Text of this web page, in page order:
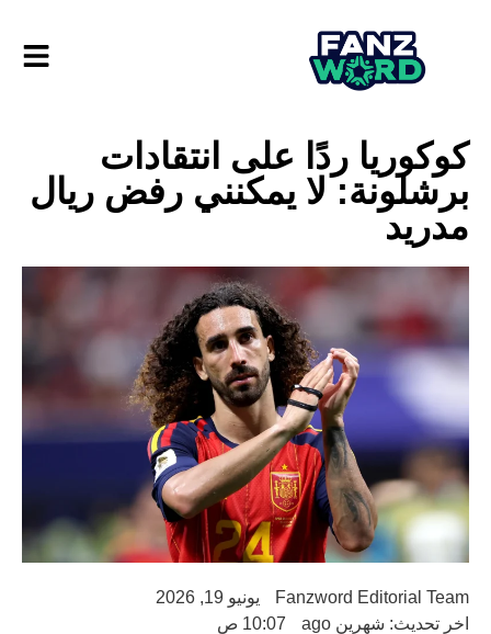
كوكوريا ردًا على انتقادات
برشلونة: لا يمكنني رفض ريال
مدريد
Fanzword Editorial Team
يونيو 19, 2026
اخر تحديث: شهرين ago
10:07 ص